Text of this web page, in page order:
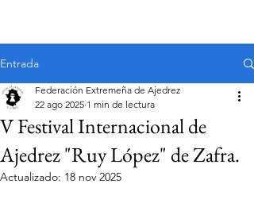
Entrada
V Festival Internacional de
Ajedrez "Ruy López" de Zafra.
Federación Extremeña de Ajedrez
22 ago 2025 1 min de lectura
Actualizado: 18 nov 2025